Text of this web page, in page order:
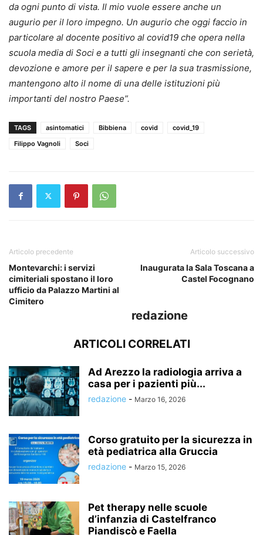
da ogni punto di vista. Il mio vuole essere anche un
augurio per il loro impegno. Un augurio che oggi faccio in
particolare al docente positivo al covid19 che opera nella
scuola media di Soci e a tutti gli insegnanti che con serietà,
devozione e amore per il sapere e per la sua trasmissione,
mantengono alto il nome di una delle istituzioni più
importanti del nostro Paese”.
TAGS asintomatici Bibbiena covid
covid_19
Filippo Vagnoli
Soci
Articolo precedente
Montevarchi: i servizi
cimiteriali spostano il loro
ufficio da Palazzo Martini al
Cimitero
Articolo successivo
Inaugurata la Sala Toscana a
Castel Focognano
redazione
ARTICOLI CORRELATI
Ad Arezzo la radiologia arriva a
casa per i pazienti più...
redazione - Marzo 16, 2026
Corso gratuito per la sicurezza in
età pediatrica alla Gruccia
redazione - Marzo 15, 2026
Pet therapy nelle scuole
d’infanzia di Castelfranco
Piandiscò e Faella